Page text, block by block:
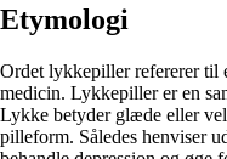
Etymologi
Ordet lykkepiller refererer til
medicin. Lykkepiller er en
Lykke betyder glæde eller
pilleform. Således henviser